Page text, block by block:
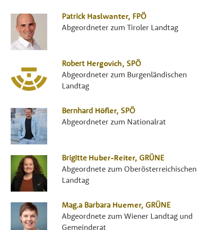
Patrick Haslwanter, FPÖ
Abgeordneter zum Tiroler Landtag
Robert Hergovich, SPÖ
Abgeordneter zum Burgenländischen
Landtag
Bernhard Höfler, SPÖ
Abgeordneter zum Nationalrat
Brigitte Huber-Reiter, GRÜNE
Abgeordnete zum Oberösterreichischen
Landtag
Mag.a Barbara Huemer, GRÜNE
Abgeordnete zum Wiener Landtag und
Gemeinderat